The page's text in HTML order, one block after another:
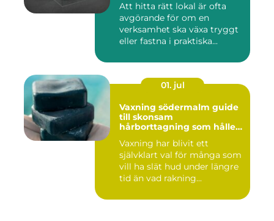
Att hitta rätt lokal är ofta
avgörande för om en
verksamhet ska växa tryggt
eller fastna i praktiska...
01. jul
Vaxning södermalm guide
till skonsam
hårborttagning som håller
Vaxning har blivit ett
självklart val för många som
vill ha slät hud under längre
tid än vad rakning...